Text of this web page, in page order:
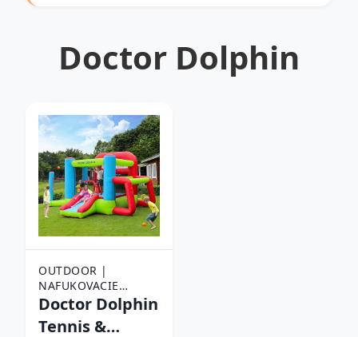
Doctor Dolphin
OUTDOOR |
NAFUKOVACIE
HRADY
Doctor Dolphin
Tennis &